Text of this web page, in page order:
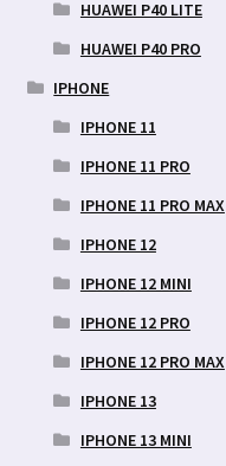
HUAWEI P40 LITE
HUAWEI P40 PRO
IPHONE
IPHONE 11
IPHONE 11 PRO
IPHONE 11 PRO MAX
IPHONE 12
IPHONE 12 MINI
IPHONE 12 PRO
IPHONE 12 PRO MAX
IPHONE 13
IPHONE 13 MINI